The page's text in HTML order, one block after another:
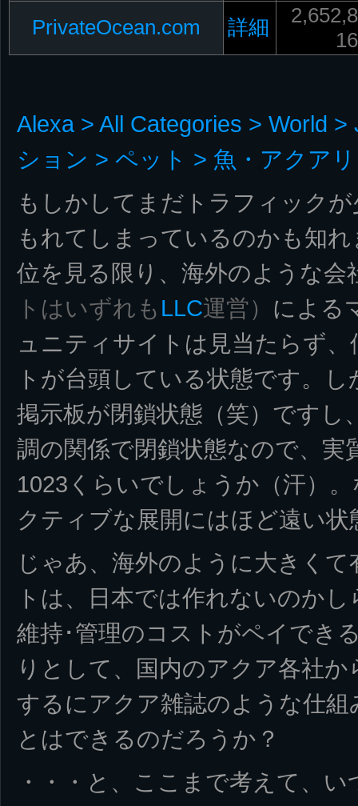
PrivateOcean.com
詳細
2,652,8
16
Alexa > All Categories > World
ション > ペット > 魚・アクア
もしかしてまだトラフィック
もれてしまっているのかも知
位を見る限り、海外のような会
トはいずれも LLC運営） による
ュニティサイトは見当たらず
トが台頭している状態です。
掲示板が閉鎖状態（笑）ですし
調の関係で閉鎖状態なので、実
1023くらいでしょうか（汗）
クティブな展開にはほど遠い状
じゃあ、海外のように大きく
トは、日本では作れないのかし
維持･管理のコストがペイでき
りとして、国内のアクア各社
するにアクア雑誌のような仕
とはできるのだろうか？
・・・と、ここまで考えて、